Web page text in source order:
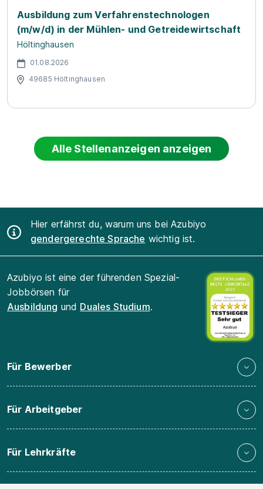
Ausbildung zum Verfahrenstechnologen
(m/w/d) in der Mühlen- und Getreidewirtschaft
Höltinghausen
01.08.2026
49685 Höltinghausen
Alle Stellenanzeigen anzeigen
Hier erfährst du, warum uns bei Azubiyo
gendergerechte Sprache wichtig ist.
Azubiyo ist eine der führenden Spezial-
Jobbörsen für
Ausbildung und Duales Studium.
Für Bewerber
Für Arbeitgeber
Für Lehrkräfte